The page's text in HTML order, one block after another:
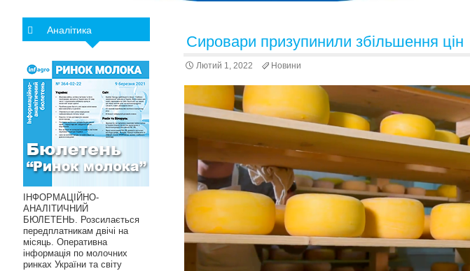
Сировари призупинили збільшення цін
Лютий 1, 2022 Новини
Аналітика
ІНФОРМАЦІЙНО-
АНАЛІТИЧНИЙ
БЮЛЕТЕНЬ. Розсилається
передплатникам двічі на
місяць. Оперативна
інформація по молочних
ринках України та світу